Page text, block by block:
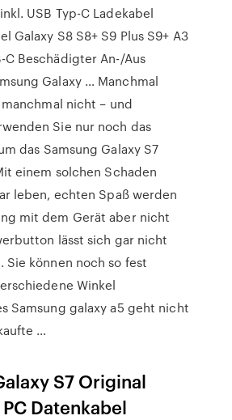
USB Typ-C Ladekabel
Galaxy S8 S8+ S9 Plus S9+ A3
C Beschädigter An-/Aus
Galaxy … Manchmal
nicht – und
Sie nur noch das
das Samsung Galaxy S7
einem solchen Schaden
leben, echten Spaß werden
mit dem Gerät aber nicht
lässt sich gar nicht
Sie können noch so fest
Winkel
Samsung galaxy a5 geht nicht
…
S7 Original
Datenkabel